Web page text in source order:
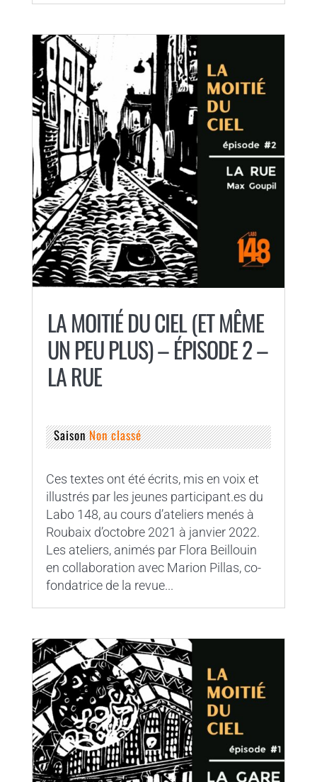
LA MOITIÉ DU CIEL (ET MÊME
UN PEU PLUS) – ÉPISODE 2 –
LA RUE
SaisonNon classé
Ces textes ont été écrits, mis en voix et
illustrés par les jeunes participant.es du
Labo 148, au cours d’ateliers menés à
Roubaix d’octobre 2021 à janvier 2022.
Les ateliers, animés par Flora Beillouin
en collaboration avec Marion Pillas, co-
fondatrice de la revue...